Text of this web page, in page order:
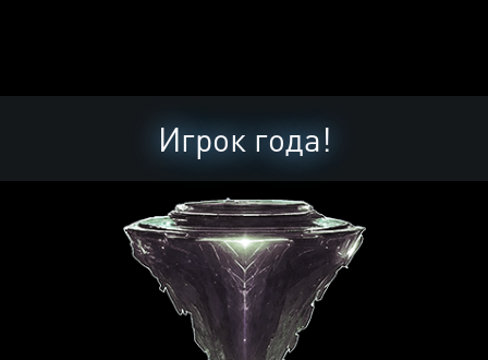
Игрок года!